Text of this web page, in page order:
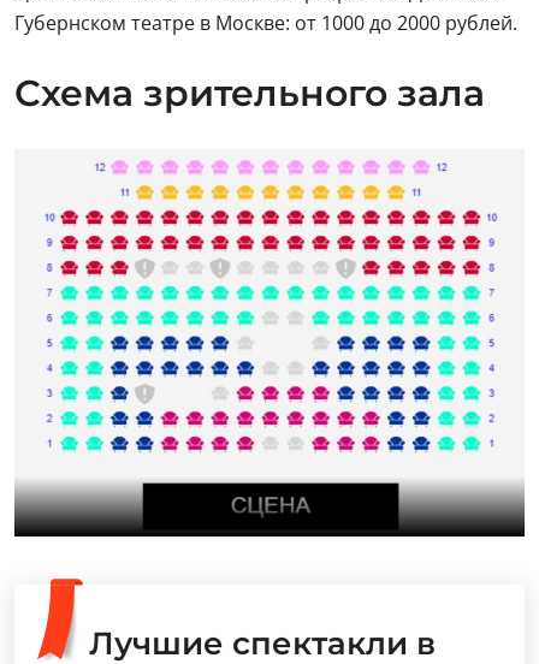
Губернском театре в Москве: от 1000 до 2000 рублей.
Схема зрительного зала
Лучшие спектакли в